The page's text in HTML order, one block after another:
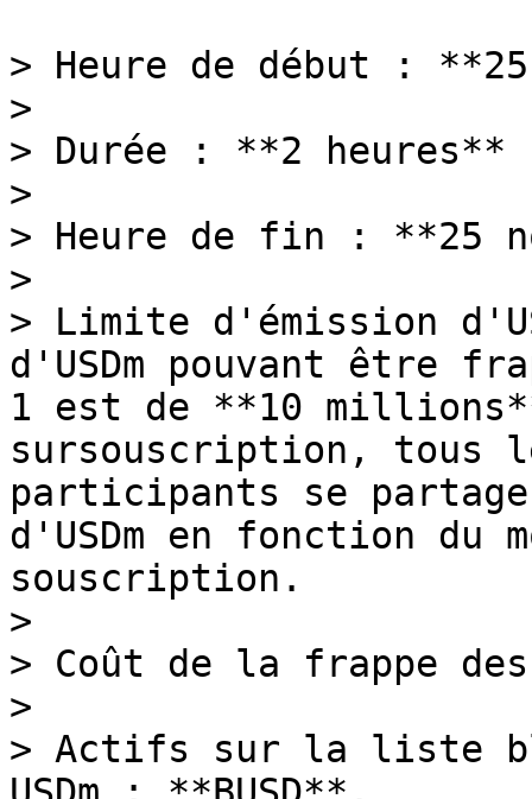
> Heure de début : **25
>
> Durée : **2 heures**
>
> Heure de fin : **25
>
> Limite d'émission
d'USDm pouvant être
1 est de **10
sursouscription, tous
participants se
d'USDm en fonction du
souscription.
>
> Coût de la frappe des
>
> Actifs sur la liste